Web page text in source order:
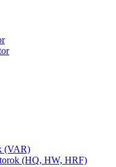
(VAR)
(HQ, HW, HRF)